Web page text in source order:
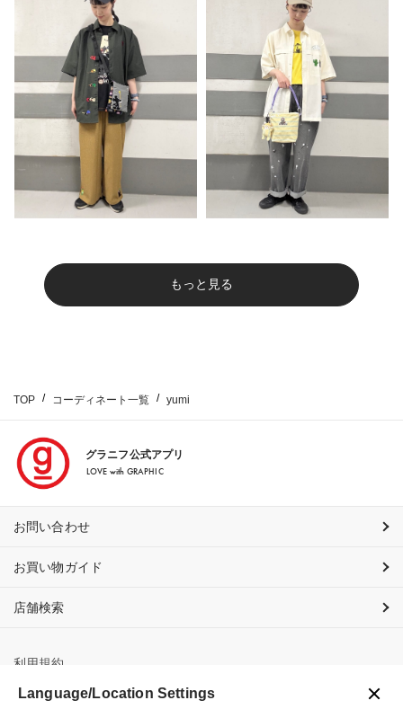
もっと見る
TOP コーディネート一覧 yumi
グラニフ公式アプリ
LOVE with GRAPHIC
お問い合わせ
お買い物ガイド
店舗検索
利用規約
プライバシーポリシー
Language/Location Settings